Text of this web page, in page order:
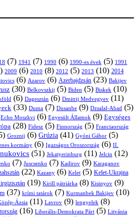
(7) 1941 (7) 1990 (6) 1990-es évek (5) 1991
2009 (6) 2010 (8) 2012 (5) 2013 (10) 2014
(6) Azarov (6) Azerbajdzsán (23) Bakijev
(30) Belkovszkij (5) Biden (5) Biskek (10)
(6) Dagesztán (6) Dmitrij Medvegyev (11)
(33) Duma (7) Dusanbe (9) Dzsalal-Abad (5)
Echo Moszkvi (6) Egyesült Államok (9) Egységes
(28) Fidesz (5) Finnország (5) Franciaország
Groznij (6) Grúzia (41) Gyóni Gábor (5)
kormány (6) Igazságos Oroszország (6) II.
(51) Jekatyerinburg (11) Jelcin (12)
(7) Juscsenko (7) Kadirov (9) Karaganov
(22) Kazany (6) Kelet (5) Kelet-Ukrajna
(19) Kirill pátriárka (8) Kisinyov (9)
(37) krími tatárok (7) Kurmanbek Bakijev (10)
Ázsia (11) Lavrov (9) lengyelek (8)
(16) Liberális-Demokrata Párt (5) Litvánia